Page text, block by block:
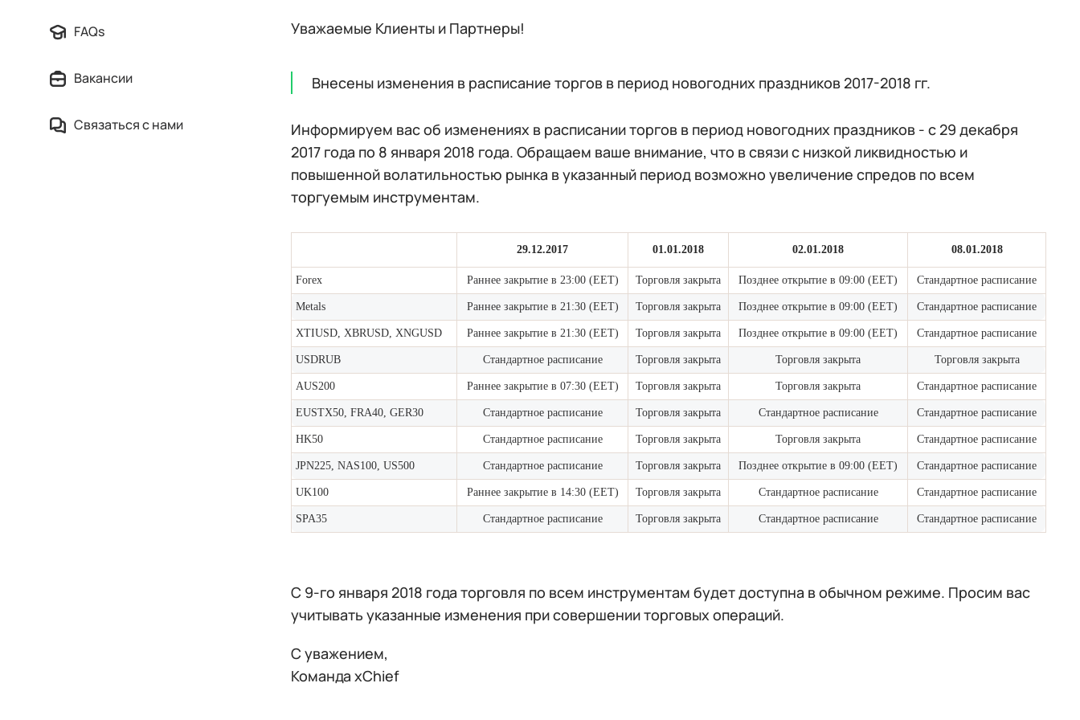
FAQs
Вакансии
Связаться с нами
Уважаемые Клиенты и Партнеры!
Внесены изменения в расписание торгов в период новогодних праздников 2017-2018 гг.
Информируем вас об изменениях в расписании торгов в период новогодних праздников - с 29 декабря
2017 года по 8 января 2018 года. Обращаем ваше внимание, что в связи с низкой ликвидностью и
повышенной волатильностью рынка в указанный период возможно увеличение спредов по всем
торгуемым инструментам.
29.12.2017 01.01.2018 02.01.2018 08.01.2018
Forex Раннее закрытие в 23:00 (EET) Торговля закрыта Позднее открытие в 09:00 (EET) Стандартное расписание
Metals Раннее закрытие в 21:30 (EET) Торговля закрыта Позднее открытие в 09:00 (EET) Стандартное расписание
XTIUSD, XBRUSD, XNGUSD Раннее закрытие в 21:30 (EET) Торговля закрыта Позднее открытие в 09:00 (EET) Стандартное расписание
USDRUB Стандартное расписание Торговля закрыта Торговля закрыта Торговля закрыта
AUS200 Раннее закрытие в 07:30 (EET) Торговля закрыта Торговля закрыта Стандартное расписание
EUSTX50, FRA40, GER30 Стандартное расписание Торговля закрыта Стандартное расписание Стандартное расписание
HK50 Стандартное расписание Торговля закрыта Торговля закрыта Стандартное расписание
JPN225, NAS100, US500 Стандартное расписание Торговля закрыта Позднее открытие в 09:00 (EET) Стандартное расписание
UK100 Раннее закрытие в 14:30 (EET) Торговля закрыта Стандартное расписание Стандартное расписание
SPA35 Стандартное расписание Торговля закрыта Стандартное расписание Стандартное расписание
С 9-го января 2018 года торговля по всем инструментам будет доступна в обычном режиме. Просим вас
учитывать указанные изменения при совершении торговых операций.
С уважением,
Команда xChief